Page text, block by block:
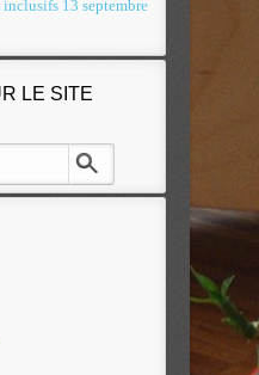
13 septembre
LE SITE